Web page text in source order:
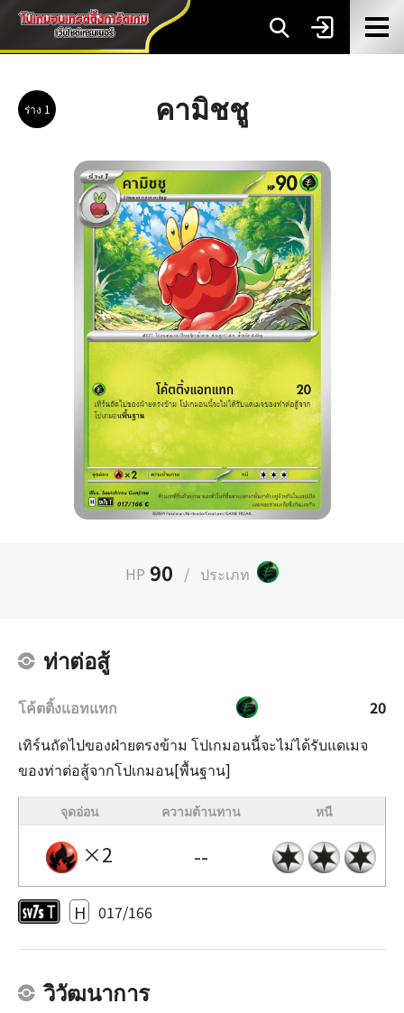
ร่าง 1 คามิชชู
HP 90 / ประเภท
ท่าต่อสู้
โค้ตติ้งแอทแทก
20
เทิร์นถัดไปของฝ่ายตรงข้าม โปเกมอนนี้จะไม่ได้รับแดเมจ
ของท่าต่อสู้จากโปเกมอน[พื้นฐาน]
จุดอ่อน ความต้านทาน หนี
×2 --
H 017/166
วิวัฒนาการ